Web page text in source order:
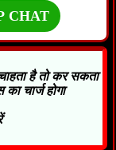
CHAT
है तो कर सकता
चार्ज होगा